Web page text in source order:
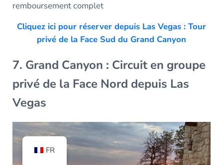
remboursement complet
Cliquez ici pour réserver depuis Las Vegas : Tour
privé de la Face Sud du Grand Canyon
7. Grand Canyon : Circuit en groupe
privé de la Face Nord depuis Las
Vegas
FR